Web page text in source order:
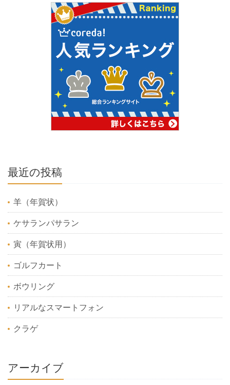
最近の投稿
羊（年賀状）
ケサランパサラン
寅（年賀状用）
ゴルフカート
ボウリング
リアルなスマートフォン
クラゲ
アーカイブ